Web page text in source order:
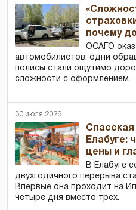
почему
ОСАГО
автомобилистов: одни
полисы стали ощутимо
сложности с оформлением.
30 июля 2026
Спасская
Елабуге:
цены и
В Елабуге
двухгодичного перерыва
Впервые она проходит на
четыре дня вместо трех.